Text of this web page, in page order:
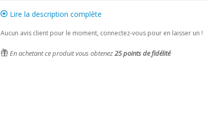
Lire la description complète
Aucun avis client pour le moment, connectez-vous pour en laisser un !
En achetant ce produit vous obtenez25points de fidélité